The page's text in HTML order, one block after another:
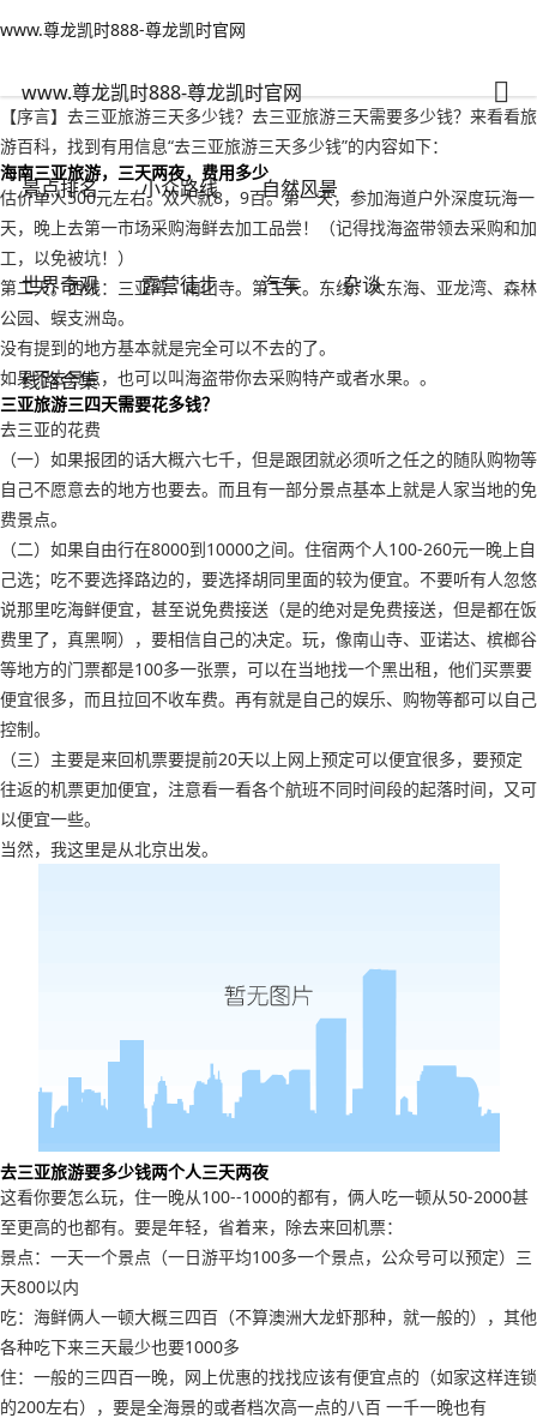
www.尊龙凯时888-尊龙凯时官网
www.尊龙凯时888-尊龙凯时官网
景点排名 小众路线 自然风景
世界奇观 露营徒步 汽车 杂谈
线路合集
www.尊龙凯时888-尊龙凯时官网
去三亚旅游三天多少钱？去三亚旅游三天需要多少钱-www.尊龙凯时888
【序言】去三亚旅游三天多少钱？去三亚旅游三天需要多少钱？来看看旅
游百科，找到有用信息“去三亚旅游三天多少钱”的内容如下：
海南三亚旅游，三天两夜，费用多少
估价单人500元左右。双人就8，9百。第一天，参加海道户外深度玩海一
天，晚上去第一市场采购海鲜去加工品尝！（记得找海盗带领去采购和加
工，以免被坑！）
第二天。西线：三亚湾、南山寺。第三天。东线：大东海、亚龙湾、森林
公园、蜈支洲岛。
没有提到的地方基本就是完全可以不去的了。
如果不去景点，也可以叫海盗带你去采购特产或者水果。。
三亚旅游三四天需要花多钱？
去三亚的花费
（一）如果报团的话大概六七千，但是跟团就必须听之任之的随队购物等
自己不愿意去的地方也要去。而且有一部分景点基本上就是人家当地的免
费景点。
（二）如果自由行在8000到10000之间。住宿两个人100-260元一晚上自
己选；吃不要选择路边的，要选择胡同里面的较为便宜。不要听有人忽悠
说那里吃海鲜便宜，甚至说免费接送（是的绝对是免费接送，但是都在饭
费里了，真黑啊），要相信自己的决定。玩，像南山寺、亚诺达、槟榔谷
等地方的门票都是100多一张票，可以在当地找一个黑出租，他们买票要
便宜很多，而且拉回不收车费。再有就是自己的娱乐、购物等都可以自己
控制。
（三）主要是来回机票要提前20天以上网上预定可以便宜很多，要预定
往返的机票更加便宜，注意看一看各个航班不同时间段的起落时间，又可
以便宜一些。
当然，我这里是从北京出发。
去三亚旅游要多少钱两个人三天两夜
这看你要怎么玩，住一晚从100--1000的都有，俩人吃一顿从50-2000甚
至更高的也都有。要是年轻，省着来，除去来回机票：
景点：一天一个景点（一日游平均100多一个景点，公众号可以预定）三
天800以内
吃：海鲜俩人一顿大概三四百（不算澳洲大龙虾那种，就一般的），其他
各种吃下来三天最少也要1000多
住：一般的三四百一晚，网上优惠的找找应该有便宜点的（如家这样连锁
的200左右），要是全海景的或者档次高一点的八百 一千一晚也有